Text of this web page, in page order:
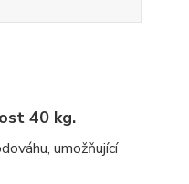
40 kg.
umožňující